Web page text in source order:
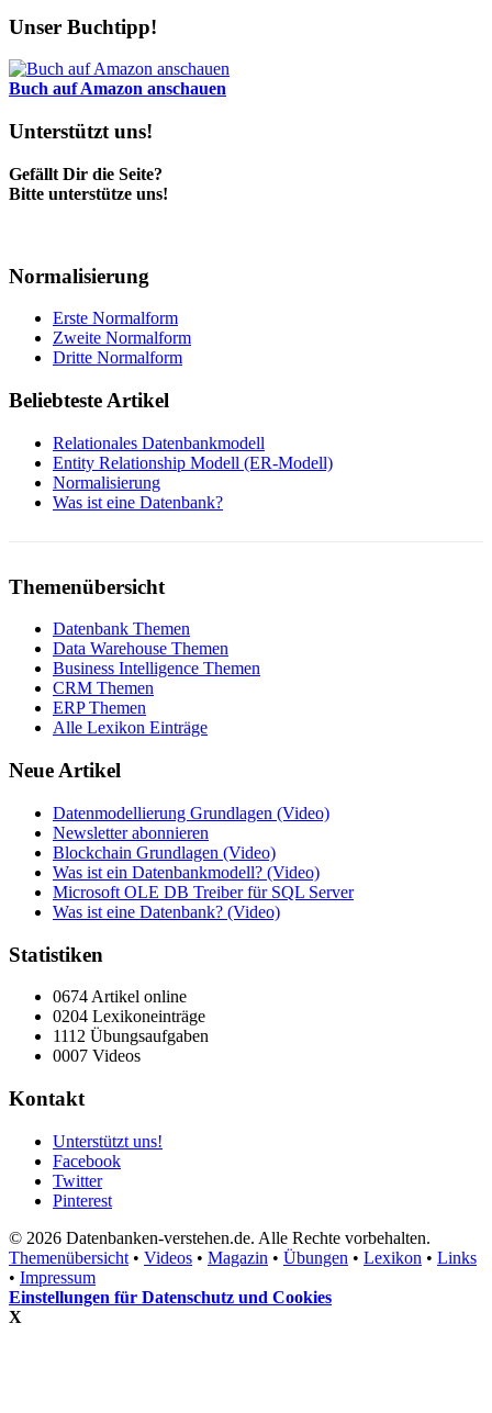
Unser Buchtipp!
Buch auf Amazon anschauen
Unterstützt uns!
Gefällt Dir die Seite?
Bitte unterstütze uns!
Normalisierung
Erste Normalform
Zweite Normalform
Dritte Normalform
Beliebteste Artikel
Relationales Datenbankmodell
Entity Relationship Modell (ER-Modell)
Normalisierung
Was ist eine Datenbank?
Themenübersicht
Datenbank Themen
Data Warehouse Themen
Business Intelligence Themen
CRM Themen
ERP Themen
Alle Lexikon Einträge
Neue Artikel
Datenmodellierung Grundlagen (Video)
Newsletter abonnieren
Blockchain Grundlagen (Video)
Was ist ein Datenbankmodell? (Video)
Microsoft OLE DB Treiber für SQL Server
Was ist eine Datenbank? (Video)
Statistiken
0674 Artikel online
0204 Lexikoneinträge
1112 Übungsaufgaben
0007 Videos
Kontakt
Unterstützt uns!
Facebook
Twitter
Pinterest
© 2026 Datenbanken-verstehen.de. Alle Rechte vorbehalten.
Themenübersicht • Videos • Magazin • Übungen • Lexikon • Links
• Impressum
Einstellungen für Datenschutz und Cookies
X